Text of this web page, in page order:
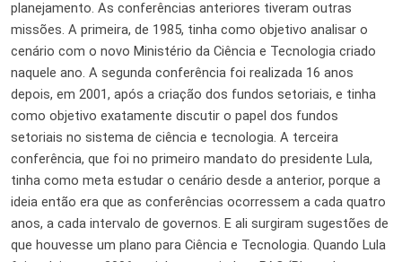
planejamento. As conferências anteriores tiveram outras
missões. A primeira, de 1985, tinha como objetivo analisar o
cenário com o novo Ministério da Ciência e Tecnologia criado
naquele ano. A segunda conferência foi realizada 16 anos
depois, em 2001, após a criação dos fundos setoriais, e tinha
como objetivo exatamente discutir o papel dos fundos
setoriais no sistema de ciência e tecnologia. A terceira
conferência, que foi no primeiro mandato do presidente Lula,
tinha como meta estudar o cenário desde a anterior, porque a
ideia então era que as conferências ocorressem a cada quatro
anos, a cada intervalo de governos. E ali surgiram sugestões de
que houvesse um plano para Ciência e Tecnologia. Quando Lula